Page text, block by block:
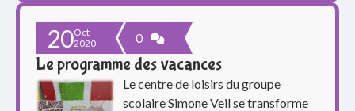
20Oct
2020
0
Le programme des vacances
Le centre de loisirs du groupe
scolaire Simone Veil se transforme